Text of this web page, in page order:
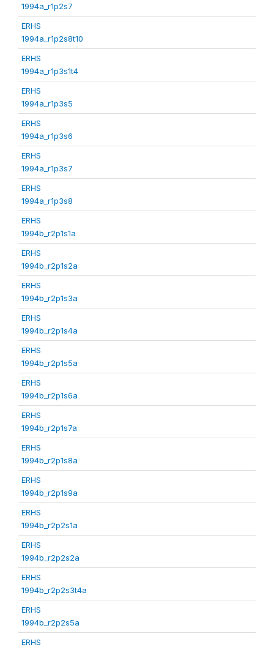
1994a_r1p2s7
ERHS
1994a_r1p2s8t10
ERHS
1994a_r1p3s1t4
ERHS
1994a_r1p3s5
ERHS
1994a_r1p3s6
ERHS
1994a_r1p3s7
ERHS
1994a_r1p3s8
ERHS
1994b_r2p1s1a
ERHS
1994b_r2p1s2a
ERHS
1994b_r2p1s3a
ERHS
1994b_r2p1s4a
ERHS
1994b_r2p1s5a
ERHS
1994b_r2p1s6a
ERHS
1994b_r2p1s7a
ERHS
1994b_r2p1s8a
ERHS
1994b_r2p1s9a
ERHS
1994b_r2p2s1a
ERHS
1994b_r2p2s2a
ERHS
1994b_r2p2s3t4a
ERHS
1994b_r2p2s5a
ERHS